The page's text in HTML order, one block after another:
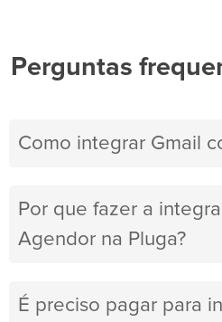
Perguntas
Como integrar Gmail
Por que fazer a
Agendor na Pluga?
É preciso pagar para